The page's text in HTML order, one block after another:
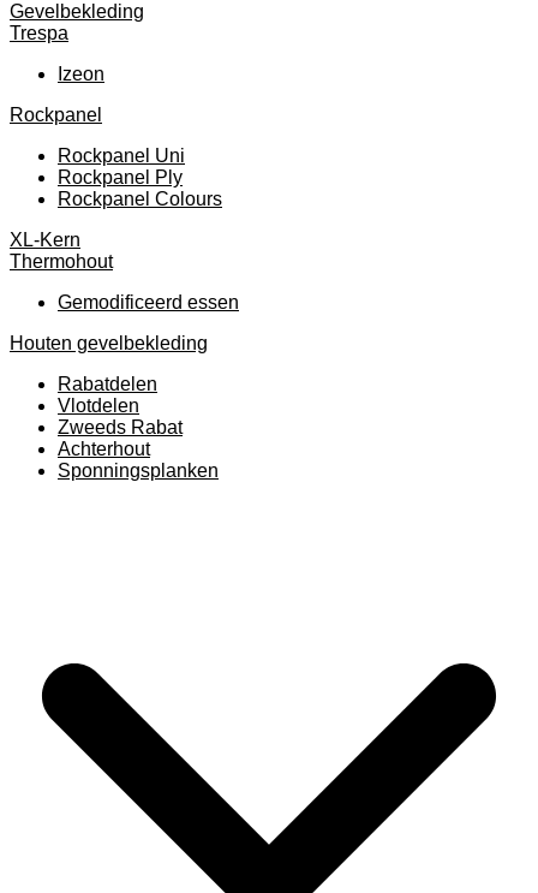
Gevelbekleding
Trespa
Izeon
Rockpanel
Rockpanel Uni
Rockpanel Ply
Rockpanel Colours
XL-Kern
Thermohout
Gemodificeerd essen
Houten gevelbekleding
Rabatdelen
Vlotdelen
Zweeds Rabat
Achterhout
Sponningsplanken